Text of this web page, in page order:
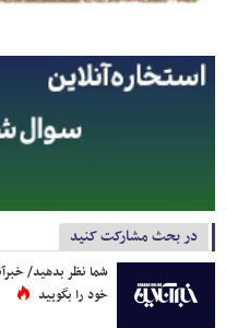
در بحث مشارکت کنید
شما نظر بدهید/
خود را بگویید